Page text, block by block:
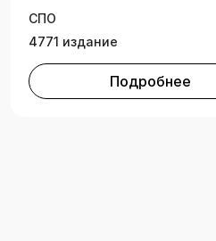
СПО
4771 издание
Подробнее